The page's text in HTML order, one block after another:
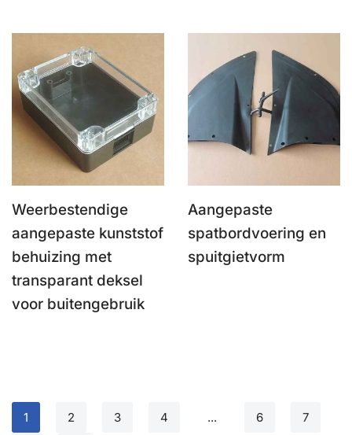
Weerbestendige
aangepaste kunststof
behuizing met
transparant deksel
voor buitengebruik
Aangepaste
spatbordvoering en
spuitgietvorm
1 2 3 4 ... 6 7